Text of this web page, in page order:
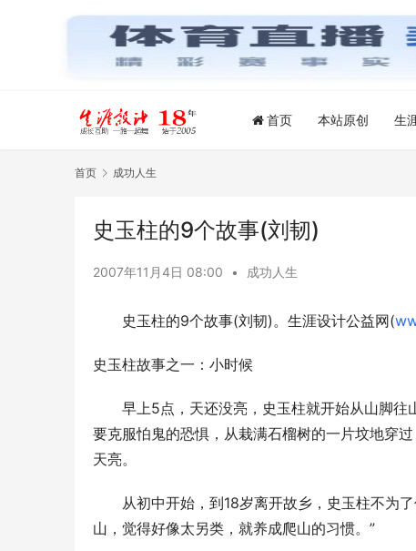
首页 本站原创 生
首页 成功人生
史玉柱的9个故事(刘韧)
2007年11月4日 08:00 • 成功人生
史玉柱的9个故事(刘韧)。生涯设计公益网(
史玉柱故事之一：小时候
早上5点，天还没亮，史玉柱就开始从山脚往
要克服怕鬼的恐惧，从栽满石榴树的一片坟地穿
天亮。
从初中开始，到18岁离开故乡，史玉柱不为了
山，觉得好像太另类，就养成爬山的习惯。”